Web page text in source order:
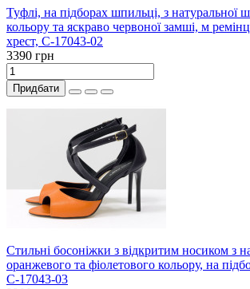
Туфлі, на підборах шпильці, з натуральної
кольору та яскраво червоної замші, м
хрест, С-17043-02
3390 грн
Придбати
Стильні босоніжки з відкритим носиком з
оранжевого та фіолетового кольору, на
С-17043-03